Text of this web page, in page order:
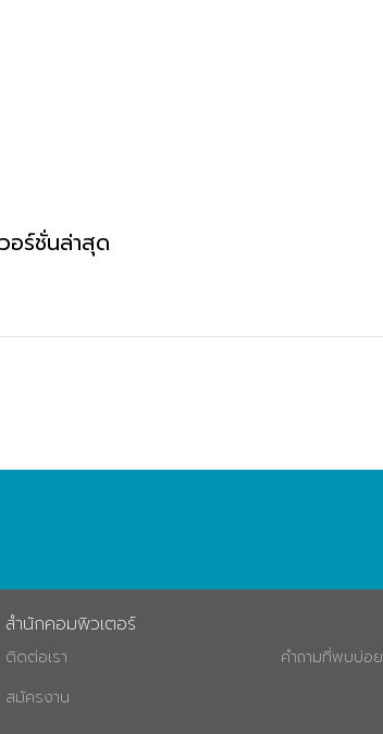
อร์ชั่นล่าสุด
สำนักคอมพิวเตอร์
ติดต่อเรา
คำถามที่พบบ่อย
สมัครงาน